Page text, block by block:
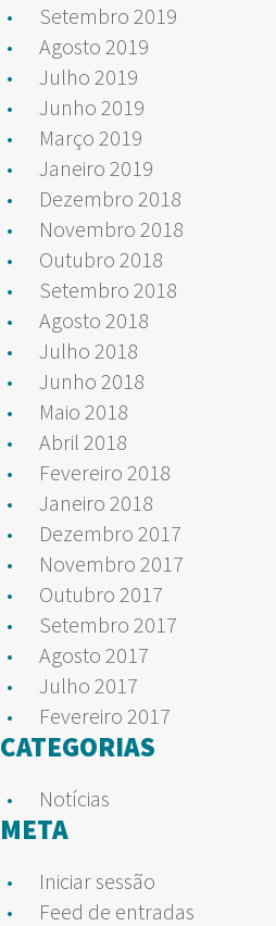
Setembro 2019
Agosto 2019
Julho 2019
Junho 2019
Março 2019
Janeiro 2019
Dezembro 2018
Novembro 2018
Outubro 2018
Setembro 2018
Agosto 2018
Julho 2018
Junho 2018
Maio 2018
Abril 2018
Fevereiro 2018
Janeiro 2018
Dezembro 2017
Novembro 2017
Outubro 2017
Setembro 2017
Agosto 2017
Julho 2017
Fevereiro 2017
CATEGORIAS
Notícias
META
Iniciar sessão
Feed de entradas